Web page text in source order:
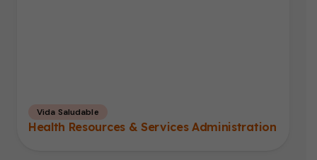
Vida Saludable
Health Resources & Services Administration